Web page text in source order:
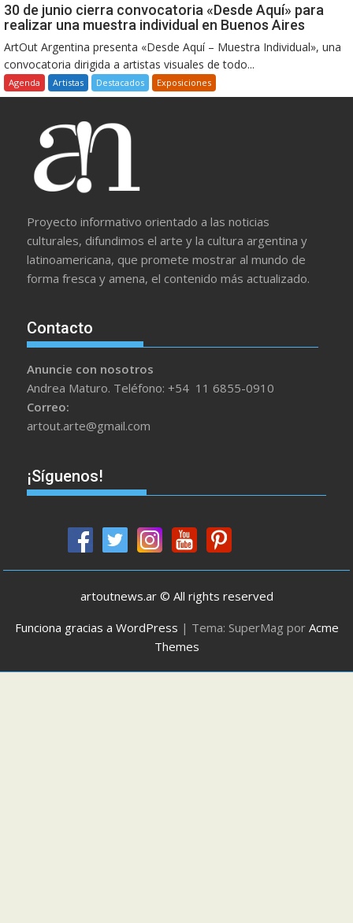
30 de junio cierra convocatoria «Desde Aquí» para
realizar una muestra individual en Buenos Aires
ArtOut Argentina presenta «Desde Aquí – Muestra Individual», una
convocatoria dirigida a artistas visuales de todo...
Agenda Artistas Destacados Exposiciones
Proyecto informativo orientado a las noticias
culturales, difundimos el arte y la cultura argentina y
latinoamericana, que promete mostrar al mundo de
forma fresca y amena, el contenido más actualizado.
Contacto
Anuncie con nosotros
Andrea Maturo. Teléfono: +54 11 6855-0910
Correo:
artout.arte@gmail.com
¡Síguenos!
artoutnews.ar © All rights reserved
Funciona gracias a WordPress | Tema: SuperMag por Acme
Themes